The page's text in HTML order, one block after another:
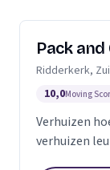
Pack
Ridderkerk,
10,0Moving
Verhuizen
verhuizen